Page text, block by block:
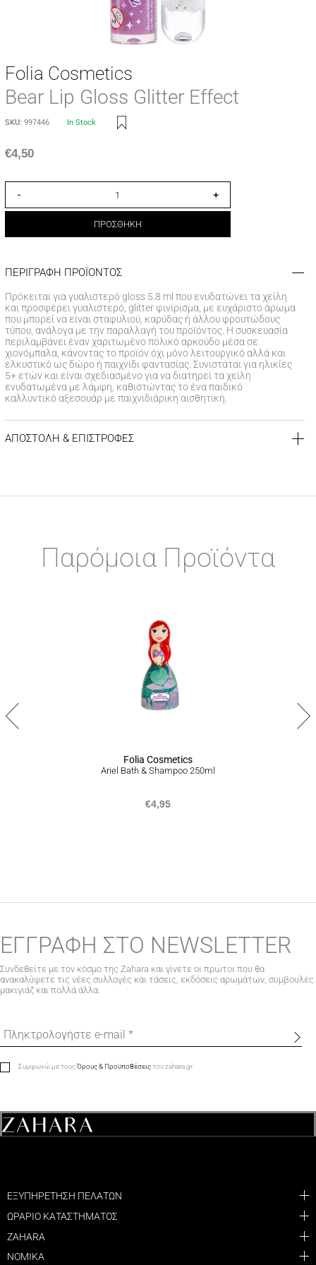
Folia Cosmetics
Bear Lip Gloss Glitter Effect
SKU: 997446 In Stock
€4,50
- +
ΠΡΟΣΘΗΚΗ
ΠΕΡΙΓΡΑΦΗ ΠΡΟΪΟΝΤΟΣ
Πρόκειται για γυαλιστερό gloss 5.8 ml που ενυδατώνει τα χείλη
και προσφέρει γυαλιστερό, glitter φινίρισμα, με ευχάριστο άρωμα
που μπορεί να είναι σταφυλιού, καρύδας ή άλλου φρουτώδους
τύπου, ανάλογα με την παραλλαγή του προϊόντος. Η συσκευασία
περιλαμβάνει έναν χαριτωμένο πολικό αρκούδο μέσα σε
χιονόμπαλα, κάνοντας το προϊόν όχι μόνο λειτουργικό αλλά και
ελκυστικό ως δώρο ή παιχνίδι φαντασίας. Συνιστάται για ηλικίες
5+ ετών και είναι σχεδιασμένο για να διατηρεί τα χείλη
ενυδατωμένα με λάμψη, καθιστώντας το ένα παιδικό
καλλυντικό αξεσουάρ με παιχνιδιάρικη αισθητική.
ΑΠΟΣΤΟΛΗ & ΕΠΙΣΤΡΟΦΕΣ
Έξοδα αποστολής3,99 €για αγορές κάτω των 39€
ημερών
Αποστολή σε νησιωτικούς προορισμούς εντός 1-3 εργάσιμων
Σε περίπτωση που δεν είστε απόλυτα ικανοποιημένοι από το
προϊόν ή το σύνολο της παραγγελίας σας, είμαστε στην
ευχάριστη θέση να σας προσφέρουμε επιστροφή προϊόντων
εντός 14 ημερών από την ημερομηνία που τα παραλάβατε,
ακολουθώντας την διαδικασία που αναγράφεται
Παρόμοια Προϊόντα
Folia Cosmetics
Ariel Bath & Shampoo 250ml
€4,95
ΕΓΓΡΑΦΗ ΣΤΟ NEWSLETTER
Συνδεθείτε με τον κόσμο της Zahara και γίνετε οι πρώτοι που θα
ανακαλύψετε τις νέες συλλογές και τάσεις, εκδόσεις αρωμάτων, συμβουλές
μακιγιάζ και πολλά άλλα.
Συμφωνώ με τουςΌρους & Προϋποθέσειςτου zahara.gr
ΕΞΥΠΗΡΕΤΗΣΗ ΠΕΛΑΤΩΝ
ΩΡΑΡΙΟ ΚΑΤΑΣΤΗΜΑΤΟΣ
ZAHARA
ΝΟΜΙΚΑ